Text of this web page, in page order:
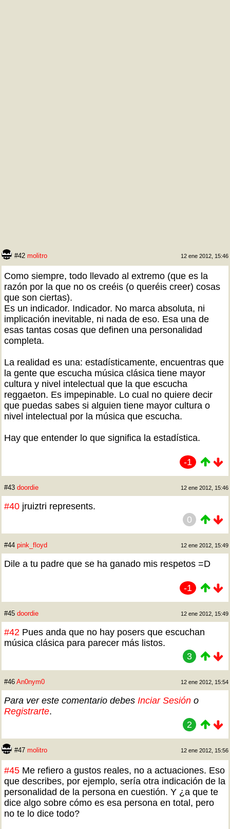
#42 molitro 12 ene 2012, 15:46
Como siempre, todo llevado al extremo (que es la
razón por la que no os creéis (o queréis creer) cosas
que son ciertas).
Es un indicador. Indicador. No marca absoluta, ni
implicación inevitable, ni nada de eso. Esa una de
esas tantas cosas que definen una personalidad
completa.
La realidad es una: estadísticamente, encuentras que
la gente que escucha música clásica tiene mayor
cultura y nivel intelectual que la que escucha
reggaeton. Es impepinable. Lo cual no quiere decir
que puedas sabes si alguien tiene mayor cultura o
nivel intelectual por la música que escucha.
Hay que entender lo que significa la estadística.
-1
#43 doordie 12 ene 2012, 15:46
#40 jruiztri represents.
0
#44 pink_floyd 12 ene 2012, 15:49
Dile a tu padre que se ha ganado mis respetos =D
-1
#45 doordie 12 ene 2012, 15:49
#42 Pues anda que no hay posers que escuchan
música clásica para parecer más listos.
3
#46 An0nym0 12 ene 2012, 15:54
Para ver este comentario debes Inciar Sesión o
Registrarte.
2
#47 molitro 12 ene 2012, 15:56
#45 Me refiero a gustos reales, no a actuaciones. Eso
que describes, por ejemplo, sería otra indicación de la
personalidad de la persona en cuestión. Y ¿a que te
dice algo sobre cómo es esa persona en total, pero
no te lo dice todo?